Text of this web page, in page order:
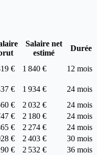
Salaire net
estimé
Durée
€ 1 840 €
12 mois
€ 1 934 €
24 mois
€ 2 032 €
24 mois
€ 2 180 €
24 mois
€ 2 274 €
24 mois
€ 2 403 €
30 mois
€ 2 532 €
36 mois